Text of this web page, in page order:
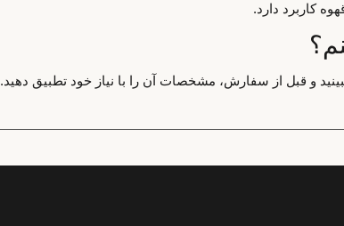
کاربرد دارد.
و قبل از سفارش، مشخصات آن را با نیاز خود تطبیق دهید.